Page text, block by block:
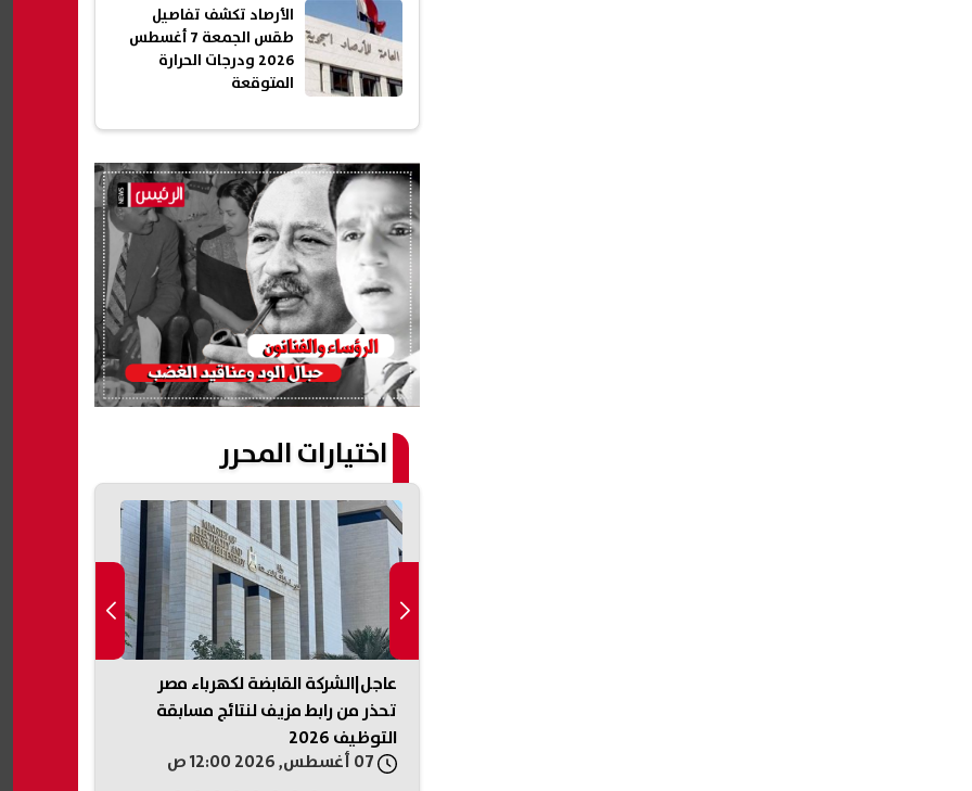
الأرصاد تكشف تفاصيل
طقس الجمعة 7 أغسطس
2026 ودرجات الحرارة
المتوقعة
اختيارات المحرر
عاجل|الشركة القابضة لكهرباء مصر
تحذر من رابط مزيف لنتائج مسابقة
التوظيف 2026